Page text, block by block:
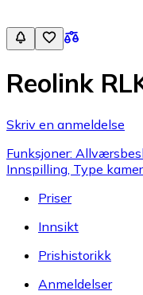
Reolink
Skriv en anmeldelse
Funksjoner:
Innspilling, Type
Priser
Innsikt
Prishistorikk
Anmeldelser